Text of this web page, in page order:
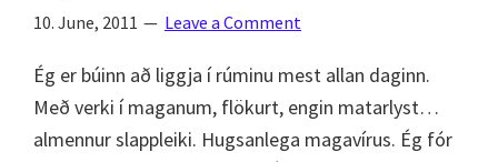
annað
:)
10. June, 2011 Leave a Comment
Ég er búinn að liggja í rúminu mest allan daginn.
Með verki í maganum, flökurt, engin matarlyst…
almennur slappleiki. Hugsanlega magavírus. Ég fór